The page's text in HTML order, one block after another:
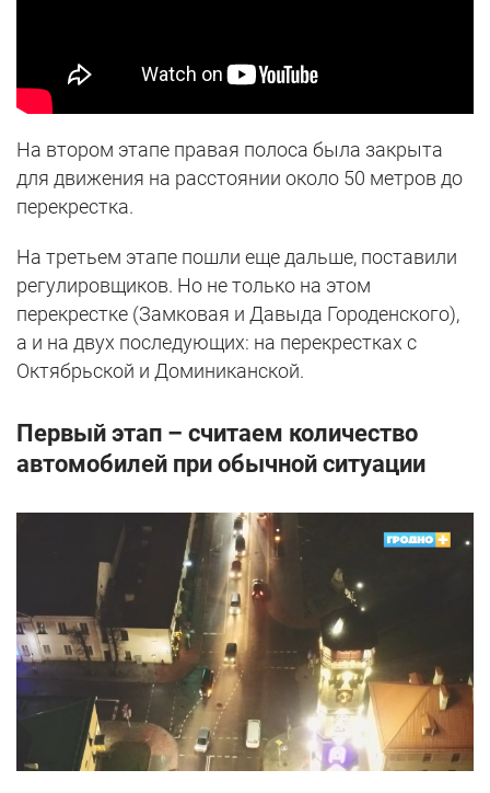
На втором этапе правая полоса была закрыта
для движения на расстоянии около 50 метров до
перекрестка.
На третьем этапе пошли еще дальше, поставили
регулировщиков. Но не только на этом
перекрестке (Замковая и Давыда Городенского),
а и на двух последующих: на перекрестках с
Октябрьской и Доминиканской.
Первый этап – считаем количество
автомобилей при обычной ситуации